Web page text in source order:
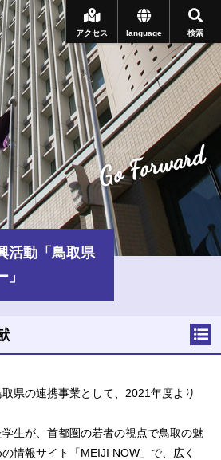
検索
language
アクセス
Go Forward
活動「鳥取県
県の連携事業として、2021年度より
生が、首都圏の若者の視点で鳥取の魅
情報サイト「MEIJI NOW」で、広く